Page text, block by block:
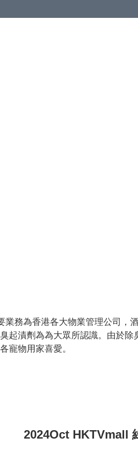
務為香港各大物業管理公司，
起漬劑為為大眾所認識。由於
寵物用家喜愛。
2024Oct HKTVmall